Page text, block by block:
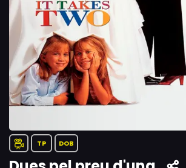
TP DOB